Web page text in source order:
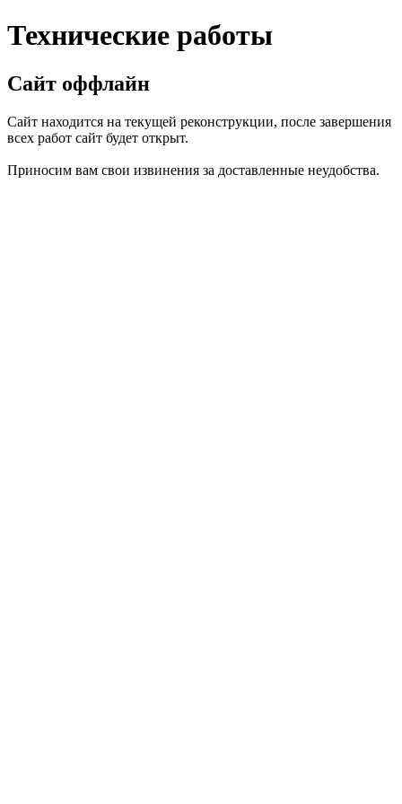
Технические работы
Сайт оффлайн
Сайт находится на текущей реконструкции, после завершения
всех работ сайт будет открыт.
Приносим вам свои извинения за доставленные неудобства.